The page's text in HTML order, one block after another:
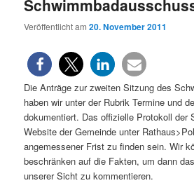
Veröffentlicht am20. November 2011
Die Anträge zur zweiten Sitzung des
haben wir unter der Rubrik Termine und
dokumentiert. Das offizielle Protokoll der
Website der Gemeinde unter
angemessener Frist zu finden sein. Wir
beschränken auf die Fakten, um dann
unserer Sicht zu kommentieren.